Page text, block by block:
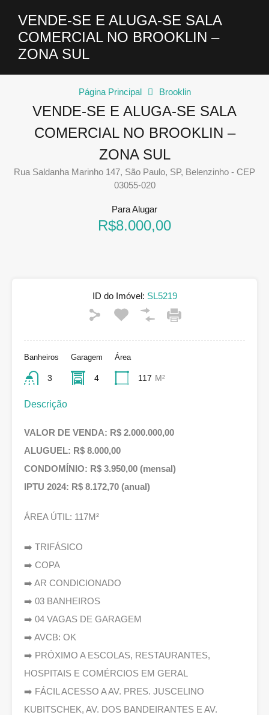
VENDE-SE E ALUGA-SE SALA
COMERCIAL NO BROOKLIN –
ZONA SUL
Página Principal Brooklin
VENDE-SE E ALUGA-SE SALA
COMERCIAL NO BROOKLIN –
ZONA SUL
Rua Saldanha Marinho 147, São Paulo, SP, Belenzinho - CEP
03055-020
Para Alugar
R$8.000,00
ID do Imóvel: SL5219
Banheiros
3
Garagem
4
Área
117 M²
Descrição
VALOR DE VENDA: R$ 2.000.000,00
ALUGUEL: R$ 8.000,00
CONDOMÍNIO: R$ 3.950,00 (mensal)
IPTU 2024: R$ 8.172,70 (anual)
ÁREA ÚTIL: 117M²
➡️ TRIFÁSICO
➡️ COPA
➡️ AR CONDICIONADO
➡️ 03 BANHEIROS
➡️ 04 VAGAS DE GARAGEM
➡️ AVCB: OK
➡️ PRÓXIMO A ESCOLAS, RESTAURANTES,
HOSPITAIS E COMÉRCIOS EM GERAL
➡️ FÁCIL ACESSO A AV. PRES. JUSCELINO
KUBITSCHEK, AV. DOS BANDEIRANTES E AV.